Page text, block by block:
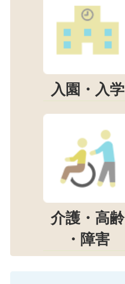
入園・入学
介護・高齢
・障害